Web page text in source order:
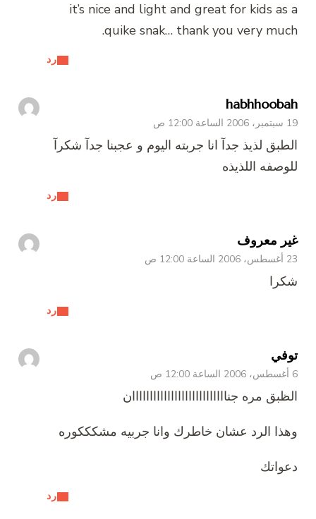
رد
it’s nice and light and great for kids as a
quike snak… thank you very much.
habhhoobah
19 سبتمبر، 2006 الساعة 12:00 ص
رد
الطبق لذيذ جدآ انا جربته اليوم و عجبنا جدآ شكرآ
للوصفه اللذيذه
غير معروف
23 أغسطس، 2006 الساعة 12:00 ص
رد
شكرا
توفي
6 أغسطس، 2006 الساعة 12:00 ص
رد
الظبق مره جنااااااااااااااااااااااااااان
وهذا الرد عشان خاطرك وانا جربيه مشكككوره
دعواتك